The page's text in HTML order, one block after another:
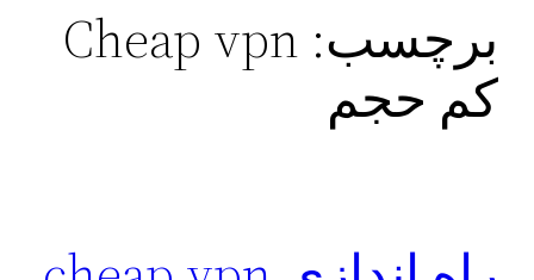
برچسب: Cheap vpn
کم حجم